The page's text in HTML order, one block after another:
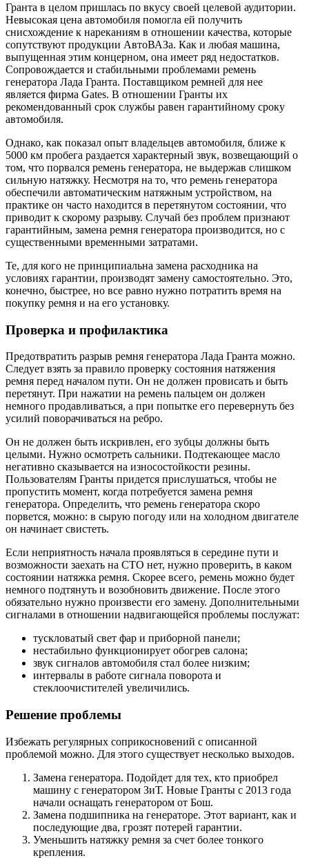
Гранта в целом пришлась по вкусу своей целевой аудитории.
Невысокая цена автомобиля помогла ей получить
снисхождение к нареканиям в отношении качества, которые
сопутствуют продукции АвтоВАЗа. Как и любая машина,
выпущенная этим концерном, она имеет ряд недостатков.
Сопровождается и стабильными проблемами ремень
генератора Лада Гранта. Поставщиком ремней для нее
является фирма Gates. В отношении Гранты их
рекомендованный срок службы равен гарантийному сроку
автомобиля.
Однако, как показал опыт владельцев автомобиля, ближе к
5000 км пробега раздается характерный звук, возвещающий о
том, что порвался ремень генератора, не выдержав слишком
сильную натяжку. Несмотря на то, что ремень генератора
обеспечили автоматическим натяжным устройством, на
практике он часто находится в перетянутом состоянии, что
приводит к скорому разрыву. Случай без проблем признают
гарантийным, замена ремня генератора производится, но с
существенными временными затратами.
Те, для кого не принципиальна замена расходника на
условиях гарантии, производят замену самостоятельно. Это,
конечно, быстрее, но все равно нужно потратить время на
покупку ремня и на его установку.
Проверка и профилактика
Предотвратить разрыв ремня генератора Лада Гранта можно.
Следует взять за правило проверку состояния натяжения
ремня перед началом пути. Он не должен провисать и быть
перетянут. При нажатии на ремень пальцем он должен
немного продавливаться, а при попытке его перевернуть без
усилий поворачиваться на ребро.
Он не должен быть искривлен, его зубцы должны быть
целыми. Нужно осмотреть сальники. Подтекающее масло
негативно сказывается на износостойкости резины.
Пользователям Гранты придется прислушаться, чтобы не
пропустить момент, когда потребуется замена ремня
генератора. Определить, что ремень генератора скоро
порвется, можно: в сырую погоду или на холодном двигателе
он начинает свистеть.
Если неприятность начала проявляться в середине пути и
возможности заехать на СТО нет, нужно проверить, в каком
состоянии натяжка ремня. Скорее всего, ремень можно будет
немного подтянуть и возобновить движение. После этого
обязательно нужно произвести его замену. Дополнительными
сигналами в отношении надвигающейся проблемы послужат:
тускловатый свет фар и приборной панели;
нестабильно функционирует обогрев салона;
звук сигналов автомобиля стал более низким;
интервалы в работе сигнала поворота и
стеклоочистителей увеличились.
Решение проблемы
Избежать регулярных соприкосновений с описанной
проблемой можно. Для этого существует несколько выходов.
Замена генератора. Подойдет для тех, кто приобрел
машину с генератором ЗиТ. Новые Гранты с 2013 года
начали оснащать генератором от Бош.
Замена подшипника на генераторе. Этот вариант, как и
последующие два, грозят потерей гарантии.
Уменьшить натяжку ремня за счет более тонкого
крепления.